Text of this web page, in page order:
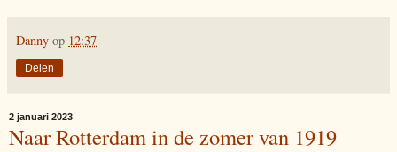
Danny op 12:37
Delen
2 januari 2023
Naar Rotterdam in de zomer van 1919